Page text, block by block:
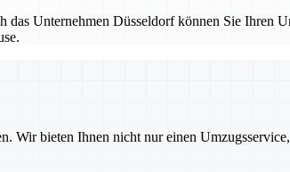
Unternehmen Düsseldorf können Sie
Wir bieten Ihnen nicht nur einen